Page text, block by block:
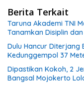
Berita Terkait
Taruna Akademi TNI
Tanamkan Disiplin
Dulu Hancur Diterjang
Kedunggempol 37
Dipastikan Kokoh, 2
Bangsal Mojokerto